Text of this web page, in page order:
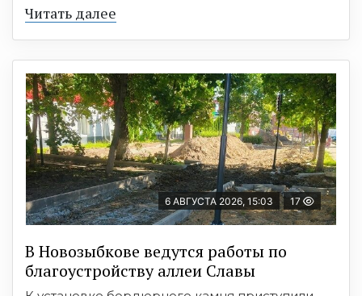
Читать далее
6 АВГУСТА 2026, 15:03 17
В Новозыбкове ведутся работы по
благоустройству аллеи Славы